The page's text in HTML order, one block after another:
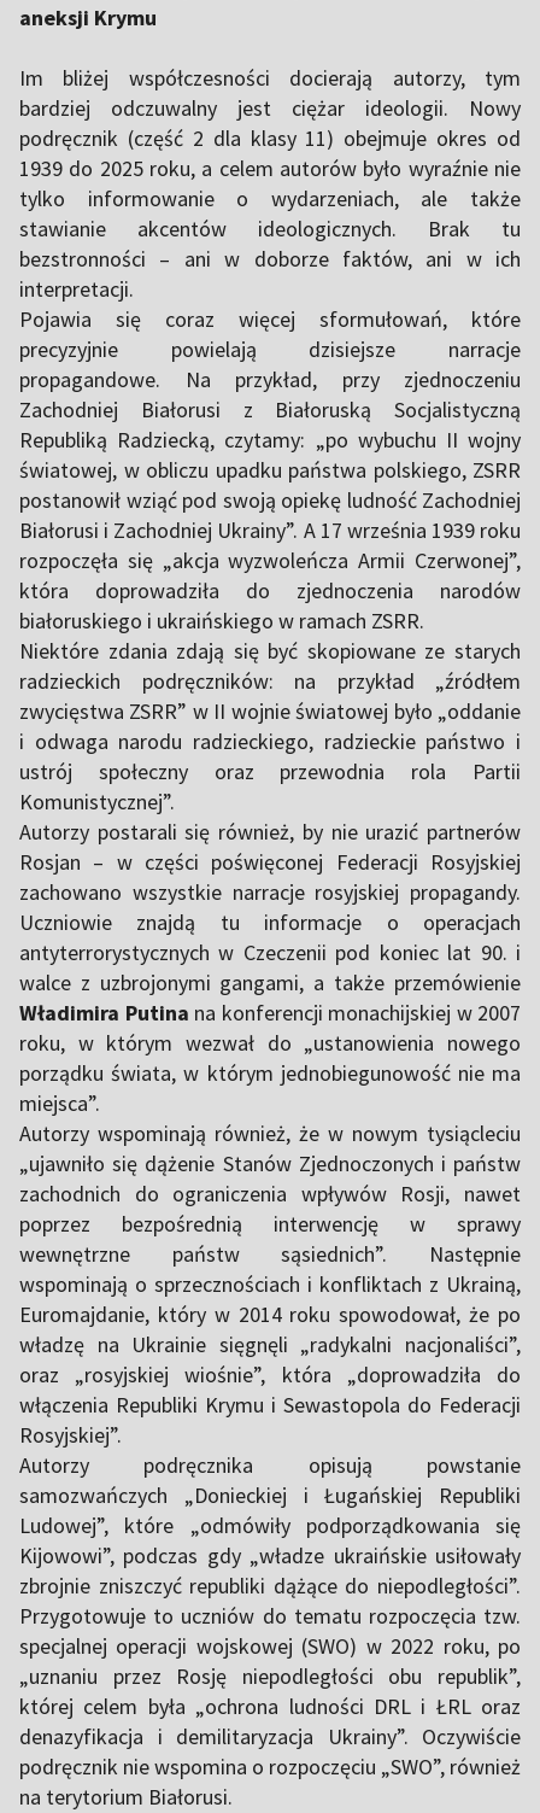
aneksji Krymu
Im bliżej współczesności docierają autorzy, tym
bardziej odczuwalny jest ciężar ideologii. Nowy
podręcznik (część 2 dla klasy 11) obejmuje okres od
1939 do 2025 roku, a celem autorów było wyraźnie nie
tylko informowanie o wydarzeniach, ale także
stawianie akcentów ideologicznych. Brak tu
bezstronności – ani w doborze faktów, ani w ich
interpretacji.
Pojawia się coraz więcej sformułowań, które
precyzyjnie powielają dzisiejsze narracje
propagandowe. Na przykład, przy zjednoczeniu
Zachodniej Białorusi z Białoruską Socjalistyczną
Republiką Radziecką, czytamy: „po wybuchu II wojny
światowej, w obliczu upadku państwa polskiego, ZSRR
postanowił wziąć pod swoją opiekę ludność Zachodniej
Białorusi i Zachodniej Ukrainy”. A 17 września 1939 roku
rozpoczęła się „akcja wyzwoleńcza Armii Czerwonej”,
która doprowadziła do zjednoczenia narodów
białoruskiego i ukraińskiego w ramach ZSRR.
Niektóre zdania zdają się być skopiowane ze starych
radzieckich podręczników: na przykład „źródłem
zwycięstwa ZSRR” w II wojnie światowej było „oddanie
i odwaga narodu radzieckiego, radzieckie państwo i
ustrój społeczny oraz przewodnia rola Partii
Komunistycznej”.
Autorzy postarali się również, by nie urazić partnerów
Rosjan – w części poświęconej Federacji Rosyjskiej
zachowano wszystkie narracje rosyjskiej propagandy.
Uczniowie znajdą tu informacje o operacjach
antyterrorystycznych w Czeczenii pod koniec lat 90. i
walce z uzbrojonymi gangami, a także przemówienie
Władimira Putina na konferencji monachijskiej w 2007
roku, w którym wezwał do „ustanowienia nowego
porządku świata, w którym jednobiegunowość nie ma
miejsca”.
Autorzy wspominają również, że w nowym tysiącleciu
„ujawniło się dążenie Stanów Zjednoczonych i państw
zachodnich do ograniczenia wpływów Rosji, nawet
poprzez bezpośrednią interwencję w sprawy
wewnętrzne państw sąsiednich”. Następnie
wspominają o sprzecznościach i konfliktach z Ukrainą,
Euromajdanie, który w 2014 roku spowodował, że po
władzę na Ukrainie sięgnęli „radykalni nacjonaliści”,
oraz „rosyjskiej wiośnie”, która „doprowadziła do
włączenia Republiki Krymu i Sewastopola do Federacji
Rosyjskiej”.
Autorzy podręcznika opisują powstanie
samozwańczych „Donieckiej i Ługańskiej Republiki
Ludowej”, które „odmówiły podporządkowania się
Kijowowi”, podczas gdy „władze ukraińskie usiłowały
zbrojnie zniszczyć republiki dążące do niepodległości”.
Przygotowuje to uczniów do tematu rozpoczęcia tzw.
specjalnej operacji wojskowej (SWO) w 2022 roku, po
„uznaniu przez Rosję niepodległości obu republik”,
której celem była „ochrona ludności DRL i ŁRL oraz
denazyfikacja i demilitaryzacja Ukrainy”. Oczywiście
podręcznik nie wspomina o rozpoczęciu „SWO”, również
na terytorium Białorusi.